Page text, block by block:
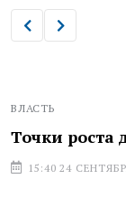
ВЛАСТЬ
Точки роста
15:40 24